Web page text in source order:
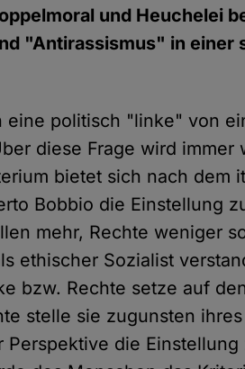
und Heuchelei
"Antirassismus" in einer
eine politisch "linke" von
diese Frage wird immer
bietet sich nach dem
Bobbio die Einstellung
mehr, Rechte weniger
ethischer Sozialist
bzw. Rechte setze auf
stelle sie zugunsten
Perspektive die